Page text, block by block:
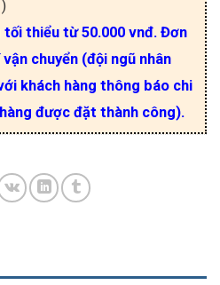
tối thiểu từ 50.000 vnđ. Đơn
chuyển (đội ngũ nhân
khách hàng thông báo chi
được đặt thành công).